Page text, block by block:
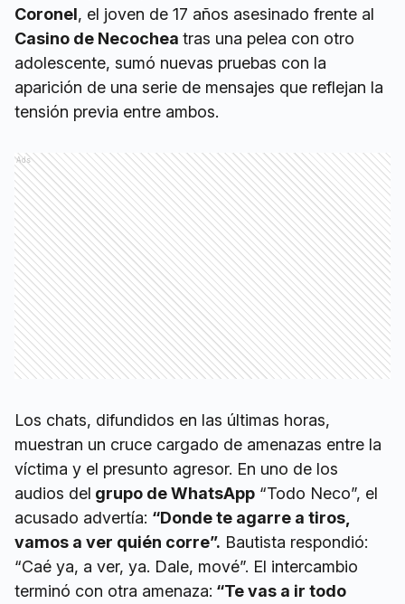
Coronel, el joven de 17 años asesinado frente al
Casino de Necochea tras una pelea con otro
adolescente, sumó nuevas pruebas con la
aparición de una serie de mensajes que reflejan la
tensión previa entre ambos.
Ads
Los chats, difundidos en las últimas horas,
muestran un cruce cargado de amenazas entre la
víctima y el presunto agresor. En uno de los
audios del grupo de WhatsApp “Todo Neco”, el
acusado advertía: “Donde te agarre a tiros,
vamos a ver quién corre”. Bautista respondió:
“Caé ya, a ver, ya. Dale, mové”. El intercambio
terminó con otra amenaza: “Te vas a ir todo